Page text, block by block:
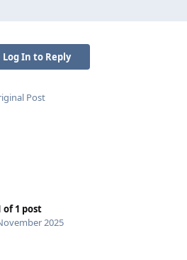
Log In to Reply
Post
of1 post
2025